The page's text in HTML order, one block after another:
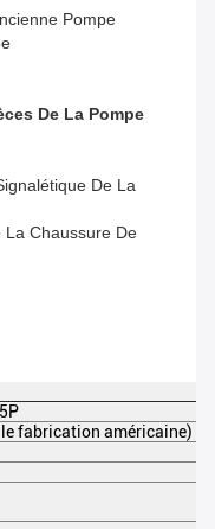
Pompe
De La Pompe
De La
La Chaussure De
fabrication américaine)